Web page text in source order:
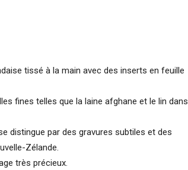
tissé à la main avec des inserts en feuille
fines telles que la laine afghane et le lin dans
distingue par des gravures subtiles et des
Zélande.
très précieux.